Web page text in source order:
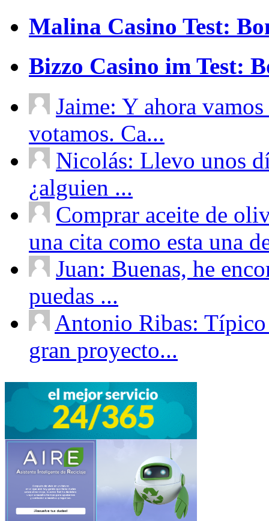
Malina Casino Test:
Bizzo Casino im Test:
Jaime: Y ahora
votamos. Ca...
Nicolás: Llevo unos
¿alguien ...
Comprar aceite de
una cita como esta una
Juan: Buenas, he
puedas ...
Antonio Ribas: Típico
gran proyecto...